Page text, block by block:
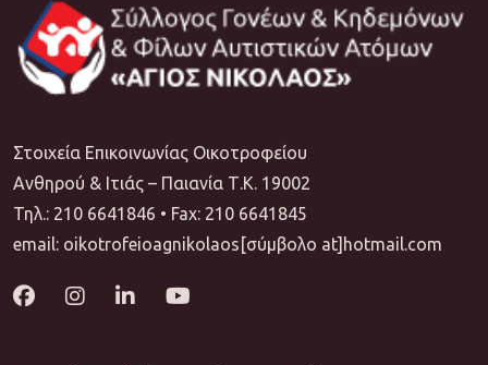
Στοιχεία Επικοινωνίας Οικοτροφείου
Ανθηρού & Ιτιάς – Παιανία Τ.Κ. 19002
Τηλ.: 210 6641846 • Fax: 210 6641845
email: oikotrofeioagnikolaos[σύμβολο at]hotmail.com